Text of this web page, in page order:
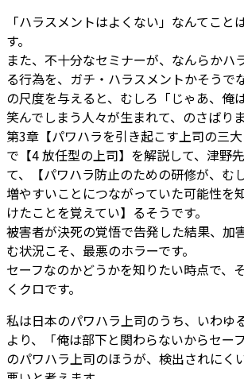
「ハラスメントはよくない」なんてこと
す。
また、不十分なセミナーが、なんらかハ
る行為を、ガチ・ハラスメントかそうで
の尺度を与えると、むしろ「じゃあ、俺
笑んでしまう人々が生まれて、のさばりま
第3章【パワハラを引き起こす上司の三大
で【4 放任型の上司】を解説して、津野
て、【パワハラ防止のための研修が、む
増やすいことにつながっていた可能性を
けたことを覚えてい】るそうです。
被害者が決死の覚悟で告発した結果、加
む状況こそ、最悪のホラーです。
セーフなのかどうかを知りたい時点で、
くクロです。
私は日本のパワハラ上司のうち、いわゆ
より、「俺は部下と関わらないからセー
のパワハラ上司のほうが、検出されにく